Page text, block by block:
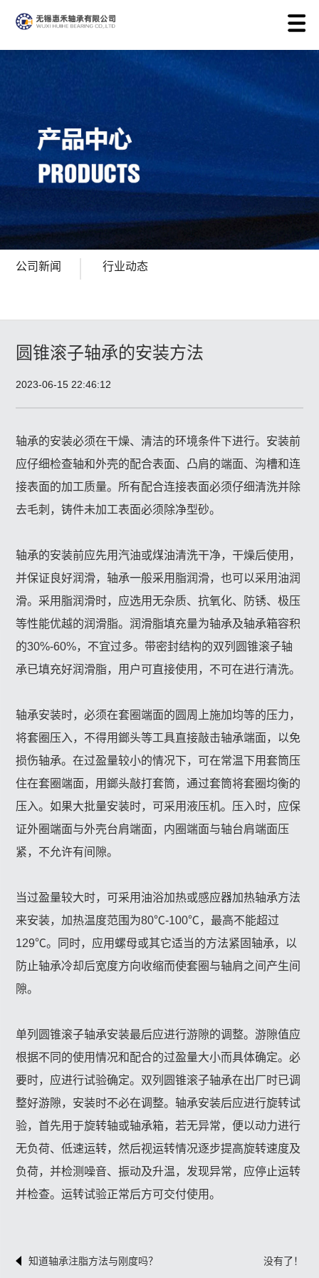
公司新闻 行业动态
圆锥滚子轴承的安装方法
2023-06-15 22:46:12
轴承的安装必须在干燥、清洁的环境条件下进行。安装前
应仔细检查轴和外壳的配合表面、凸肩的端面、沟槽和连
接表面的加工质量。所有配合连接表面必须仔细清洗并除
去毛刺，铸件未加工表面必须除净型砂。
轴承的安装前应先用汽油或煤油清洗干净，干燥后使用，
并保证良好润滑，轴承一般采用脂润滑，也可以采用油润
滑。采用脂润滑时，应选用无杂质、抗氧化、防锈、极压
等性能优越的润滑脂。润滑脂填充量为轴承及轴承箱容积
的30%-60%，不宜过多。带密封结构的双列圆锥滚子轴
承已填充好润滑脂，用户可直接使用，不可在进行清洗。
轴承安装时，必须在套圈端面的圆周上施加均等的压力，
将套圈压入，不得用鎯头等工具直接敲击轴承端面，以免
损伤轴承。在过盈量较小的情况下，可在常温下用套筒压
住在套圈端面，用鎯头敲打套筒，通过套筒将套圈均衡的
压入。如果大批量安装时，可采用液压机。压入时，应保
证外圈端面与外壳台肩端面，内圈端面与轴台肩端面压
紧，不允许有间隙。
当过盈量较大时，可采用油浴加热或感应器加热轴承方法
来安装，加热温度范围为80℃-100℃，最高不能超过
129℃。同时，应用螺母或其它适当的方法紧固轴承，以
防止轴承冷却后宽度方向收缩而使套圈与轴肩之间产生间
隙。
单列圆锥滚子轴承安装最后应进行游隙的调整。游隙值应
根据不同的使用情况和配合的过盈量大小而具体确定。必
要时，应进行试验确定。双列圆锥滚子轴承在出厂时已调
整好游隙，安装时不必在调整。轴承安装后应进行旋转试
验，首先用于旋转轴或轴承箱，若无异常，便以动力进行
无负荷、低速运转，然后视运转情况逐步提高旋转速度及
负荷，并检测噪音、振动及升温，发现异常，应停止运转
并检查。运转试验正常后方可交付使用。
知道轴承注脂方法与刚度吗？ 没有了！